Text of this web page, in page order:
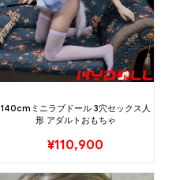
140cmミニラブドール 3穴セックス人
形 アダルトおもちゃ
¥110,900